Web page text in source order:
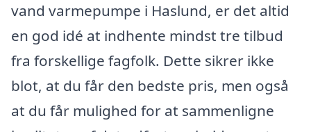
vand varmepumpe i Haslund, er det altid
en god idé at indhente mindst tre tilbud
fra forskellige fagfolk. Dette sikrer ikke
blot, at du får den bedste pris, men også
at du får mulighed for at sammenligne